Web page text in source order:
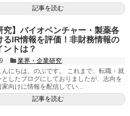
記事を読む
究】バイオベンチャー・製薬各
るIR情報を評価！非財務情報の
ントは？
業界・企業研究
んにちは。のぶです。 これまで、転職・就
としたブログにしておりましたが、志向を
家向けに情報を配信してい...
記事を読む